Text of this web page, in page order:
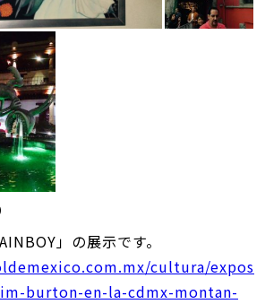
」の展示です。
cultura/expos
burton-en-la-cdmx-montan-